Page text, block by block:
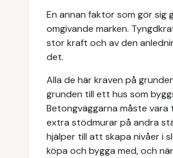
En annan faktor som gör
omgivande marken.
stor kraft och av den
det.
Alla de här kraven på
grunden till ett hus som
Betongväggarna måste vara
extra stödmurar på andra
hjälper till att skapa nivåer i
köpa och bygga med, och